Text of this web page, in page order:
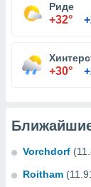
Риде
+32°
+30°
Vorchdorf
Roitham